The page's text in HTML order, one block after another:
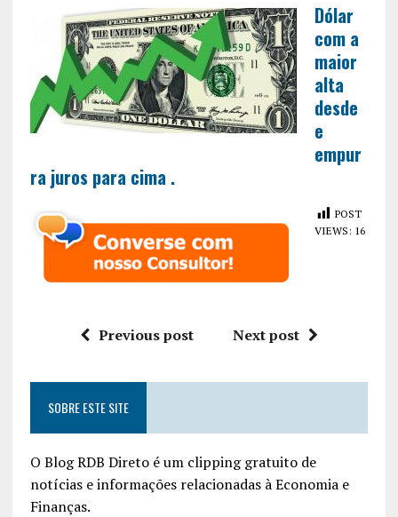
Dólar
com a
maior
alta
desde
e
empur
ra juros para cima .
POST
VIEWS: 16
Previous post Next post
SOBRE ESTE SITE
O Blog RDB Direto é um clipping gratuito de
notícias e informações relacionadas à Economia e
Finanças.